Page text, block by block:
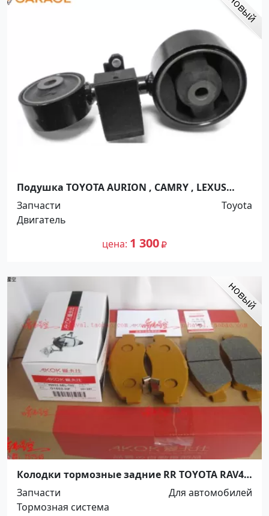
Подушка TOYOTA AURION , CAMRY , LEXUS
ES240 - 350 1AZ - 2AZ 2006г Краснодар
Запчасти
Toyota
Двигатель
цена 1 300
Колодки тормозные задние RR TOYOTA RAV4
00-05 Краснодар
Запчасти
Для автомобилей
Тормозная система